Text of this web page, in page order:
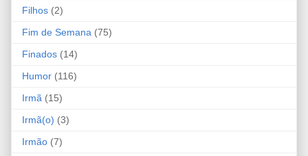
Filhos (2)
Fim de Semana (75)
Finados (14)
Humor (116)
Irmã (15)
Irmã(o) (3)
Irmão (7)